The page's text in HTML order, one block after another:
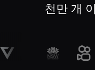
천만 개